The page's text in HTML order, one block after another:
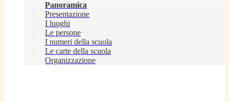
Panoramica
Presentazione
I luoghi
Le persone
I numeri della scuola
Le carte della scuola
Organizzazione